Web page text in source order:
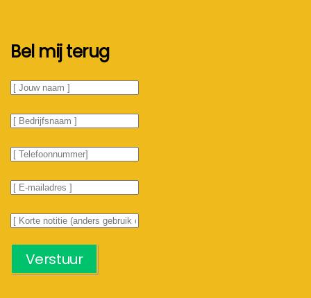
Bel mij terug
Verstuur